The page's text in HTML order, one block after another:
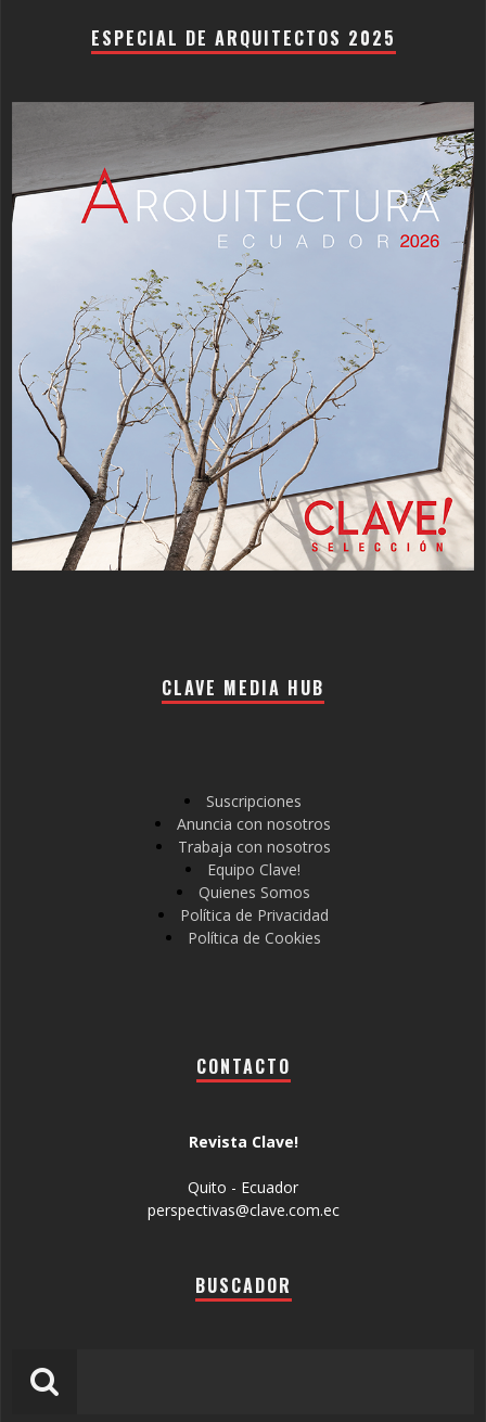
ESPECIAL DE ARQUITECTOS 2025
CLAVE MEDIA HUB
Suscripciones
Anuncia con nosotros
Trabaja con nosotros
Equipo Clave!
Quienes Somos
Política de Privacidad
Política de Cookies
CONTACTO
Revista Clave!
Quito - Ecuador
perspectivas@clave.com.ec
BUSCADOR